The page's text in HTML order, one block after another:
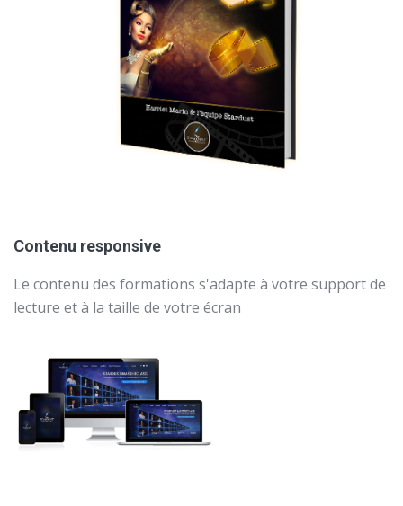
Contenu responsive
Le contenu des formations s'adapte à votre support de
lecture et à la taille de votre écran